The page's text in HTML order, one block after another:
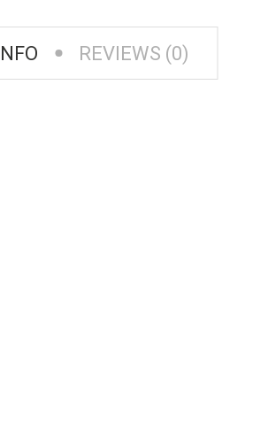
REVIEWS (0)